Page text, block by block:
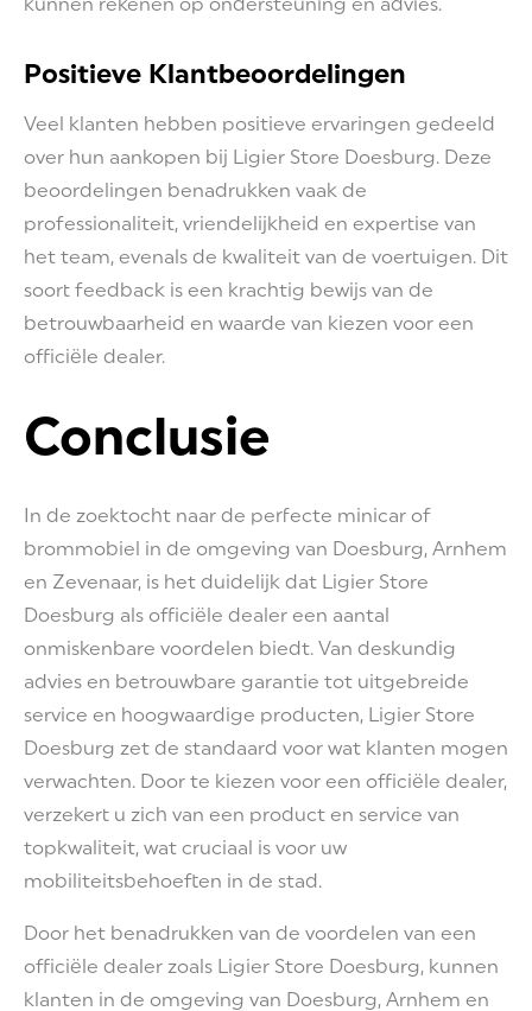
Positieve Klantbeoordelingen
Veel klanten hebben positieve ervaringen gedeeld
over hun aankopen bij Ligier Store Doesburg. Deze
beoordelingen benadrukken vaak de
professionaliteit, vriendelijkheid en expertise van
het team, evenals de kwaliteit van de voertuigen. Dit
soort feedback is een krachtig bewijs van de
betrouwbaarheid en waarde van kiezen voor een
officiële dealer.
Conclusie
In de zoektocht naar de perfecte minicar of
brommobiel in de omgeving van Doesburg, Arnhem
en Zevenaar, is het duidelijk dat Ligier Store
Doesburg als officiële dealer een aantal
onmiskenbare voordelen biedt. Van deskundig
advies en betrouwbare garantie tot uitgebreide
service en hoogwaardige producten, Ligier Store
Doesburg zet de standaard voor wat klanten mogen
verwachten. Door te kiezen voor een officiële dealer,
verzekert u zich van een product en service van
topkwaliteit, wat cruciaal is voor uw
mobiliteitsbehoeften in de stad.
Door het benadrukken van de voordelen van een
officiële dealer zoals Ligier Store Doesburg, kunnen
klanten in de omgeving van Doesburg, Arnhem en